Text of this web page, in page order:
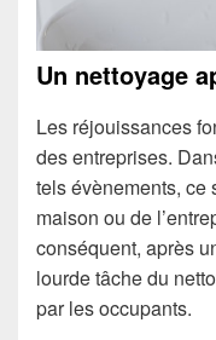
Un nettoyage
Les réjouissances
des entreprises.
tels évènements, ce
maison ou de
conséquent, après
lourde tâche du
par les occupants.